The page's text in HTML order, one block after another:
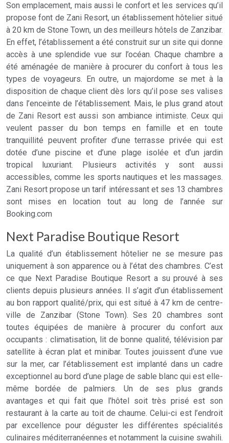
Son emplacement, mais aussi le confort et les services qu’il
propose font de Zani Resort, un établissement hôtelier situé
à 20 km de Stone Town, un des meilleurs hôtels de Zanzibar.
En effet, l’établissement a été construit sur un site qui donne
accès à une splendide vue sur l’océan. Chaque chambre a
été aménagée de manière à procurer du confort à tous les
types de voyageurs. En outre, un majordome se met à la
disposition de chaque client dès lors qu’il pose ses valises
dans l’enceinte de l’établissement. Mais, le plus grand atout
de Zani Resort est aussi son ambiance intimiste. Ceux qui
veulent passer du bon temps en famille et en toute
tranquillité peuvent profiter d’une terrasse privée qui est
dotée d’une piscine et d’une plage isolée et d’un jardin
tropical luxuriant. Plusieurs activités y sont aussi
accessibles, comme les sports nautiques et les massages.
Zani Resort propose un tarif intéressant et ses 13 chambres
sont mises en location tout au long de l’année sur
Booking.com
Next Paradise Boutique Resort
La qualité d’un établissement hôtelier ne se mesure pas
uniquement à son apparence ou à l’état des chambres. C’est
ce que Next Paradise Boutique Resort a su prouvé à ses
clients depuis plusieurs années. Il s’agit d’un établissement
au bon rapport qualité/prix, qui est situé à 47 km de centre-
ville de Zanzibar (Stone Town). Ses 20 chambres sont
toutes équipées de manière à procurer du confort aux
occupants : climatisation, lit de bonne qualité, télévision par
satellite à écran plat et minibar. Toutes jouissent d’une vue
sur la mer, car l’établissement est implanté dans un cadre
exceptionnel au bord d’une plage de sable blanc qui est elle-
même bordée de palmiers. Un de ses plus grands
avantages et qui fait que l’hôtel soit très prisé est son
restaurant à la carte au toit de chaume. Celui-ci est l’endroit
par excellence pour déguster les différentes spécialités
culinaires méditerranéennes et notamment la cuisine swahili.